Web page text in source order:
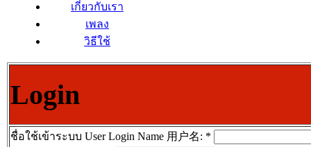
เกี่ยวกับเรา
เพลง
วิธีใช้
Login
ชื่อใช้เข้าระบบ User Login Name 用户名: *